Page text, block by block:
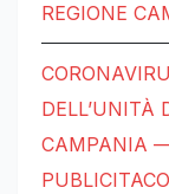
REGIONE
DELL’UNITÀ
CAMPANIA